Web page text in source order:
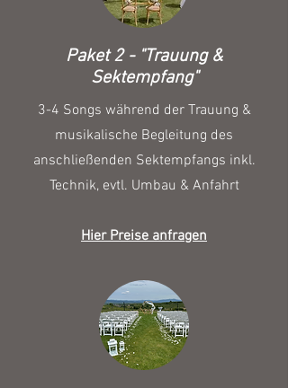
Paket 2 - "Trauung &
Sektempfang"
3-4 Songs während der Trauung &
musikalische Begleitung des
anschließenden Sektempfangs inkl.
Technik, evtl. Umbau & Anfahrt
Hier Preise anfragen